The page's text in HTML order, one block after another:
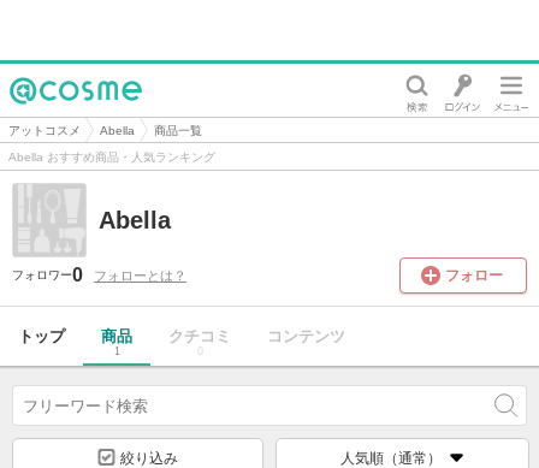
@cosme
アットコスメ Abella
商品一覧
Abella おすすめ商品・人気ランキング
Abella
フォロワー0 フォローとは？ フォロー
トップ 商品
1
クチコミ
0
コンテンツ
絞り込み 人気順（通常）